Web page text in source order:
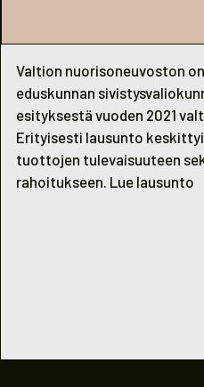
Valtion nuorisoneuvoston
eduskunnan
esityksestä vuoden 2021
Erityisesti lausunto
tuottojen tulevaisuuteen
rahoitukseen. Lue lausunto